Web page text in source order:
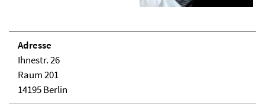
Adresse
Ihnestr. 26
Raum 201
14195 Berlin